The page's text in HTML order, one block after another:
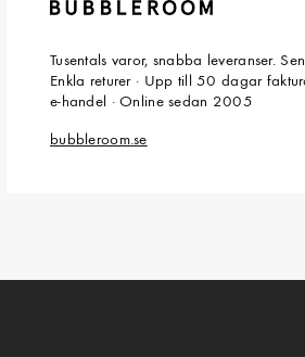
Tusentals varor, snabba leveranser.
Enkla returer · Upp till 50 dagar
e-handel · Online sedan 2005
bubbleroom.se